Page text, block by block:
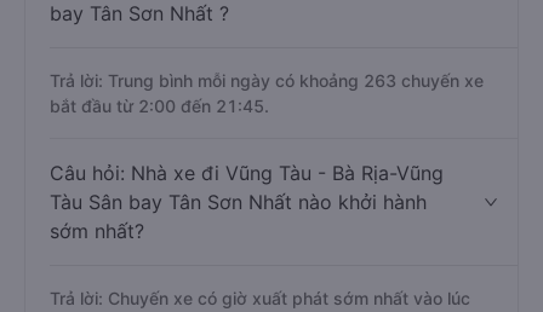
bay Tân Sơn Nhất ?
Trả lời: Trung bình mỗi ngày có khoảng 263 chuyến xe
bắt đầu từ 2:00 đến 21:45.
Câu hỏi: Nhà xe đi Vũng Tàu - Bà Rịa-Vũng
Tàu Sân bay Tân Sơn Nhất nào khởi hành
sớm nhất?
Trả lời: Chuyến xe có giờ xuất phát sớm nhất vào lúc